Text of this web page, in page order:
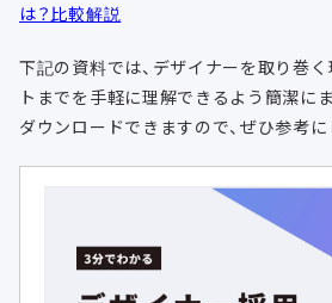
は？比較解説
下記の資料では、デザイナーを取り巻
トまでを手軽に理解できるよう簡潔に
ダウンロードできますので、ぜひ参考に